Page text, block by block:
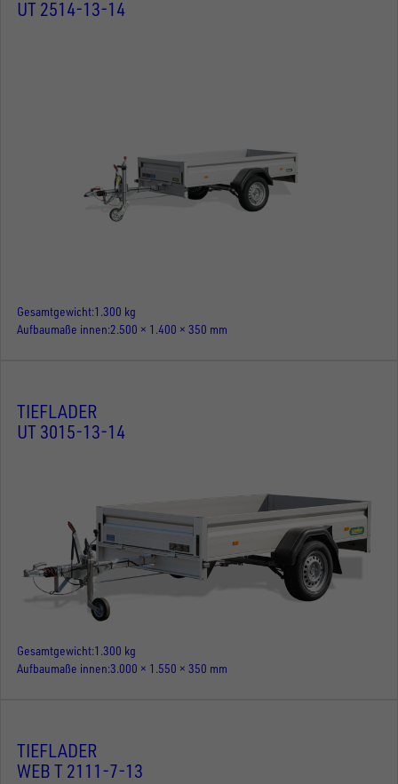
UT 2514-13-14
Gesamtgewicht 1.300 kg
Aufbaumaße innen 2.500 × 1.400 × 350 mm
TIEFLADER
UT 3015-13-14
Gesamtgewicht 1.300 kg
Aufbaumaße innen 3.000 × 1.550 × 350 mm
TIEFLADER
WEB T 2111-7-13